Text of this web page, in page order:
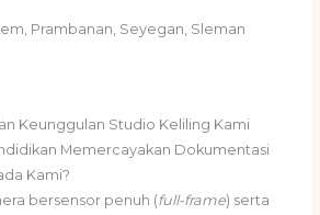
Prambanan, Seyegan, Sleman
Keunggulan Studio Keliling Kami
Memercayakan Dokumentasi
Kami?
bersensor penuh (full-frame) serta